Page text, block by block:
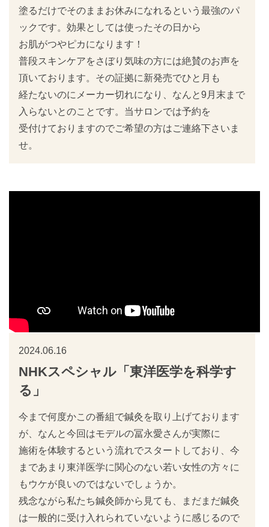
塗るだけでそのままお休みになれるという最強のパ
ックです。効果としては使ったその日から
お肌がつやピカになります！
普段スキンケアをさぼり気味の方には絶賛のお声を
頂いております。その証拠に新発売でひと月も
経たないのにメーカー切れになり、なんと9月末まで
入らないとのことです。当サロンでは予約を
受付けておりますのでご希望の方はご連絡下さいま
せ。
2024.06.16
NHKスペシャル「東洋医学を科学す
る」
今まで何度かこの番組で鍼灸を取り上げております
が、なんと今回はモデルの冨永愛さんが実際に
施術を体験するという流れでスタートしており、今
まであまり東洋医学に関心のない若い女性の方々に
もウケが良いのではないでしょうか。
残念ながら私たち鍼灸師から見ても、まだまだ鍼灸
は一般的に受け入れられていないように感じるので